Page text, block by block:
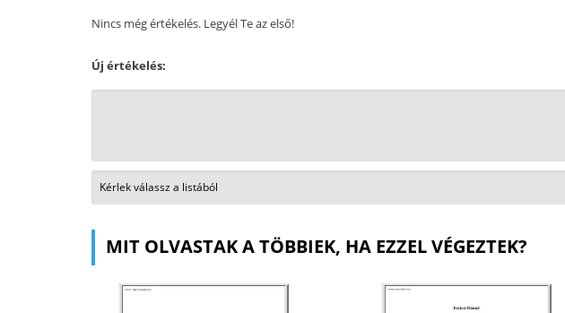
Nincs még értékelés. Legyél Te az első!
Új értékelés:
MIT OLVASTAK A TÖBBIEK, HA EZZEL VÉGEZTEK?